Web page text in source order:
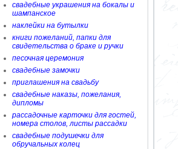
свадебные украшения на бокалы и
шампанское
наклейки на бутылки
книги пожеланий, папки для
свидетельства о браке и ручки
песочная церемония
свадебные замочки
приглашения на свадьбу
свадебные наказы, пожелания,
дипломы
рассадочные карточки для гостей,
номера столов, листы рассадки
свадебные подушечки для
обручальных колец